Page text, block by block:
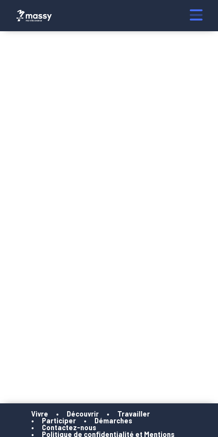
Vivre Découvrir
Travailler
Participer
Démarches
Contactez-nous
Politique de confidentialité et Mentions